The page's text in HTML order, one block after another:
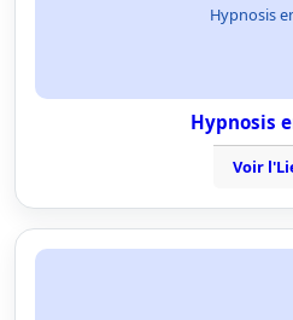
Hypnosis
Hypnosis
Voir